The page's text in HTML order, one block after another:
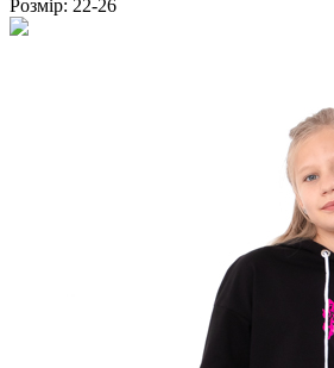
Розмір: 22-26